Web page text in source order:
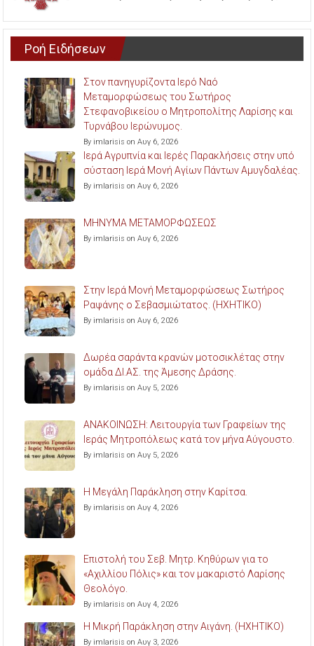
Ροή Ειδήσεων
Στον πανηγυρίζοντα Ιερό Ναό
Μεταμορφώσεως του Σωτήρος
Στεφανοβικείου ο Μητροπολίτης Λαρίσης και
Τυρνάβου Ιερώνυμος.
By imlarisis on Αυγ 6, 2026
Ιερά Αγρυπνία και Ιερές Παρακλήσεις στην υπό
σύσταση Ιερά Μονή Αγίων Πάντων Αμυγδαλέας.
By imlarisis on Αυγ 6, 2026
ΜΗΝΥΜΑ ΜΕΤΑΜΟΡΦΩΣΕΩΣ
By imlarisis on Αυγ 6, 2026
Στην Ιερά Μονή Μεταμορφώσεως Σωτήρος
Ραψάνης ο Σεβασμιώτατος. (ΗΧΗΤΙΚΟ)
By imlarisis on Αυγ 6, 2026
Δωρέα σαράντα κρανών μοτοσικλέτας στην
ομάδα ΔΙ.ΑΣ. της Άμεσης Δράσης.
By imlarisis on Αυγ 5, 2026
ΑΝΑΚΟΙΝΩΣΗ: Λειτουργία των Γραφείων της
Ιεράς Μητροπόλεως κατά τον μήνα Αύγουστο.
By imlarisis on Αυγ 5, 2026
Η Μεγάλη Παράκληση στην Καρίτσα.
By imlarisis on Αυγ 4, 2026
Επιστολή του Σεβ. Μητρ. Κηθύρων για το
«Αχιλλίου Πόλις» και τον μακαριστό Λαρίσης
Θεολόγο.
By imlarisis on Αυγ 4, 2026
Η Μικρή Παράκληση στην Αιγάνη. (ΗΧΗΤΙΚΟ)
By imlarisis on Αυγ 3, 2026